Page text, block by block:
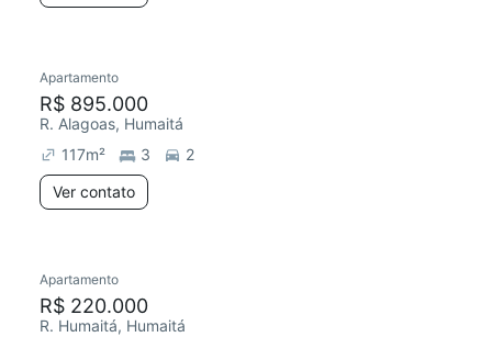
Redecorar
Apartamento
R$ 895.000
R. Alagoas, Humaitá
117m² 3
2
Ver contato
Redecorar
Apartamento
R$ 220.000
R. Humaitá, Humaitá